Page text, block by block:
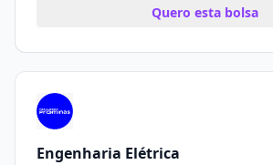
Quero esta bolsa
Engenharia Elétrica